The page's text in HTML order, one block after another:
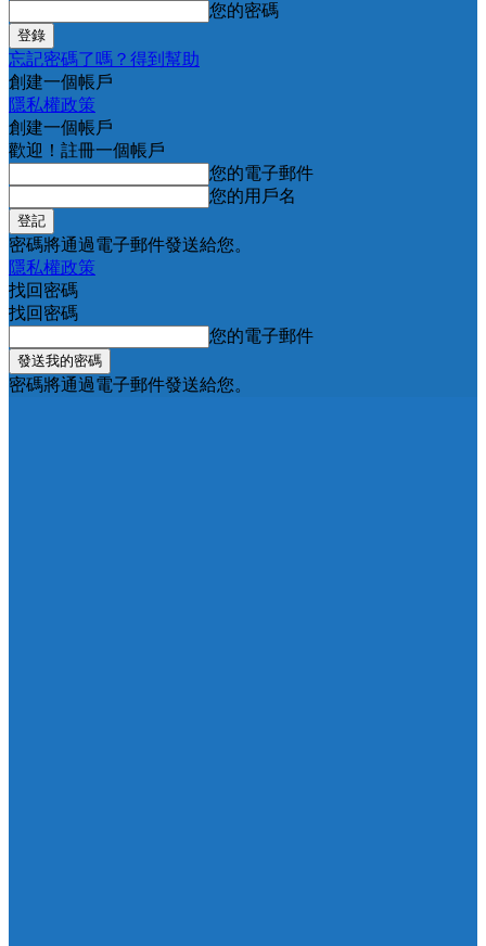
您的密碼
忘記密碼了嗎？得到幫助
創建一個帳戶
隱私權政策
創建一個帳戶
歡迎！註冊一個帳戶
您的電子郵件
您的用戶名
密碼將通過電子郵件發送給您。
隱私權政策
找回密碼
找回密碼
您的電子郵件
密碼將通過電子郵件發送給您。